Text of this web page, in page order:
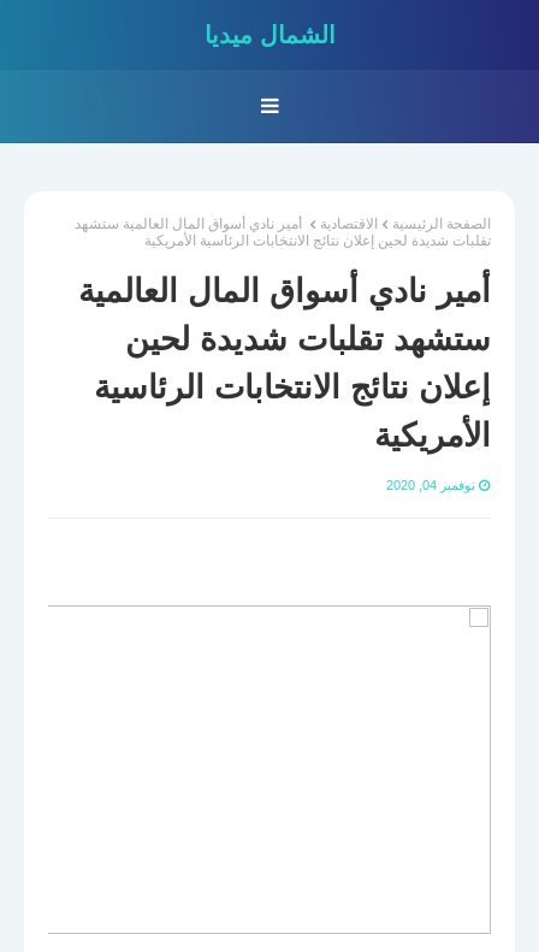
الشمال ميديا
الصفحة الرئيسية الاقتصادية
أمير نادي أسواق المال العالمية ستشهد
تقلبات شديدة لحين إعلان نتائج الانتخابات الرئاسية الأمريكية
أمير نادي أسواق المال العالمية
ستشهد تقلبات شديدة لحين
إعلان نتائج الانتخابات الرئاسية
الأمريكية
نوفمبر 04, 2020